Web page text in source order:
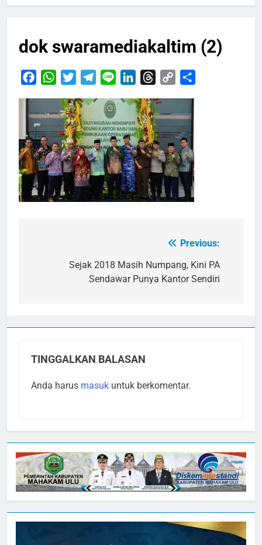
dok swaramediakaltim (2)
FacebookWhatsApp
TwitterTelegram
Line LinkedInThreads
Copy
Previous:
Sejak 2018 Masih Numpang, Kini PA
Sendawar Punya Kantor Sendiri
TINGGALKAN BALASAN
Anda harus masuk untuk berkomentar.